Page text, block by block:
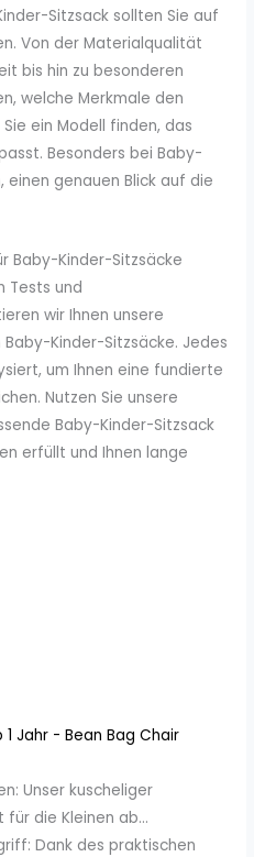
Sitzsack sollten Sie auf
Von der Materialqualität
bis hin zu besonderen
welche Merkmale den
ein Modell finden, das
Besonders bei Baby-
einen genauen Blick auf die
Baby-Kinder-Sitzsäcke
Tests und
wir Ihnen unsere
Kinder-Sitzsäcke. Jedes
um Ihnen eine fundierte
Nutzen Sie unsere
Baby-Kinder-Sitzsack
erfüllt und Ihnen lange
1 Jahr - Bean Bag Chair
Unser kuscheliger
die Kleinen ab...
Dank des praktischen